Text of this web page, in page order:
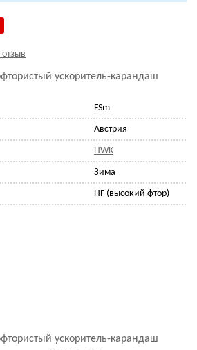
ускоритель-карандаш
FSm
Австрия
HWK
Зима
HF (высокий фтор)
ускоритель-карандаш